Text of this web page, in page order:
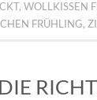
,WOLLKISSEN
FRÜHLING,
DIE